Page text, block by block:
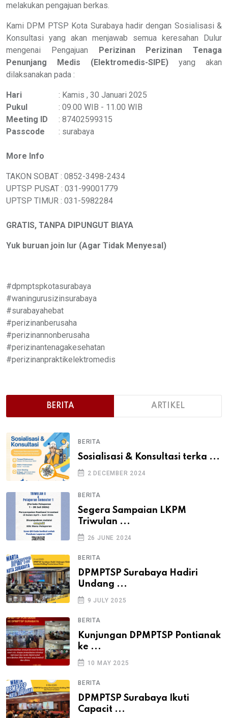
melakukan pengajuan berkas.
Kami DPM PTSP Kota Surabaya hadir dengan Sosialisasi &
Konsultasi yang akan menjawab semua keresahan Dulur
mengenai Pengajuan Perizinan Perizinan Tenaga
Penunjang Medis (Elektromedis-SIPE) yang akan
dilaksanakan pada :
Hari
: Kamis , 30 Januari 2025
Pukul
: 09.00 WIB - 11.00 WIB
Meeting ID
: 87402599315
Passcode
: surabaya
More Info
TAKON SOBAT : 0852-3498-2434
UPTSP PUSAT : 031-99001779
UPTSP TIMUR : 031-5982284
GRATIS, TANPA DIPUNGUT BIAYA
Yuk buruan join lur (Agar Tidak Menyesal)
#dpmptspkotasurabaya
#waningurusizinsurabaya
#surabayahebat
#perizinanberusaha
#perizinannonberusaha
#perizinantenagakesehatan
#perizinanpraktikelektromedis
BERITA ARTIKEL
BERITA
Sosialisasi & Konsultasi terka ...
2 DECEMBER 2024
BERITA
Segera Sampaian LKPM
Triwulan ...
26 JUNE 2024
BERITA
DPMPTSP Surabaya Hadiri
Undang ...
9 JULY 2025
BERITA
Kunjungan DPMPTSP Pontianak
ke ...
10 MAY 2025
BERITA
DPMPTSP Surabaya Ikuti
Capacit ...